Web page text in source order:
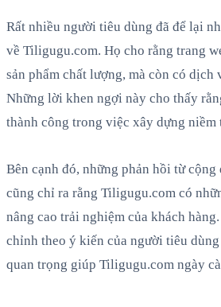
Rất nhiều người tiêu dùng đã để lại
về Tiligugu.com. Họ cho rằng trang
sản phẩm chất lượng, mà còn có dịch
Những lời khen ngợi này cho thấy
thành công trong việc xây dựng niềm
Bên cạnh đó, những phản hồi từ
cũng chỉ ra rằng Tiligugu.com có
nâng cao trải nghiệm của khách
chỉnh theo ý kiến của người tiêu
quan trọng giúp Tiligugu.com ngày